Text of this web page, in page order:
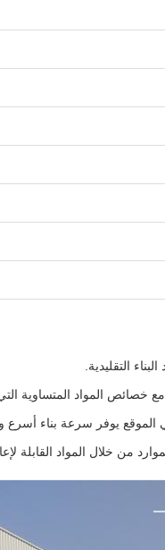
التقليدية.
خصائص المواد المتساوية
الموقع يوفر سرعة بناء
من خلال المواد القابلة